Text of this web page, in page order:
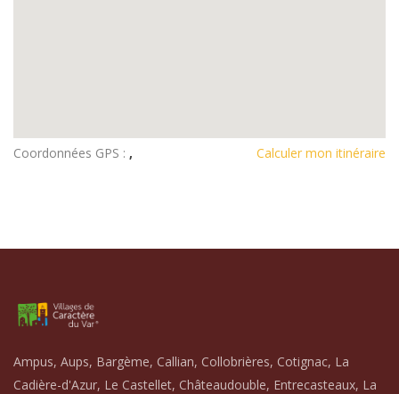
Coordonnées GPS : , Calculer mon itinéraire
Ampus, Aups, Bargème, Callian, Collobrières, Cotignac, La
Cadière-d'Azur, Le Castellet, Châteaudouble, Entrecasteaux, La